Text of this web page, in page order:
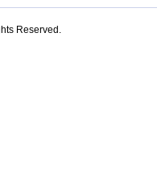
Reserved.